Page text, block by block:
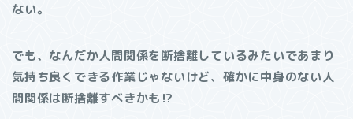
ない。
でも、なんだか人間関係を断捨離しているみたいであまり
気持ち良くできる作業じゃないけど、確かに中身のない人
間関係は断捨離すべきかも⁉︎